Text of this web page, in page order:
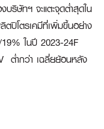
บริษัทฯ จะแตะจุดต่ำสุดใน
ปิโตรเคมีที่เพิ่มขึ้นอย่าง
ในปี 2023-24F
ต่ำกว่า เฉลี่ยย้อนหลัง